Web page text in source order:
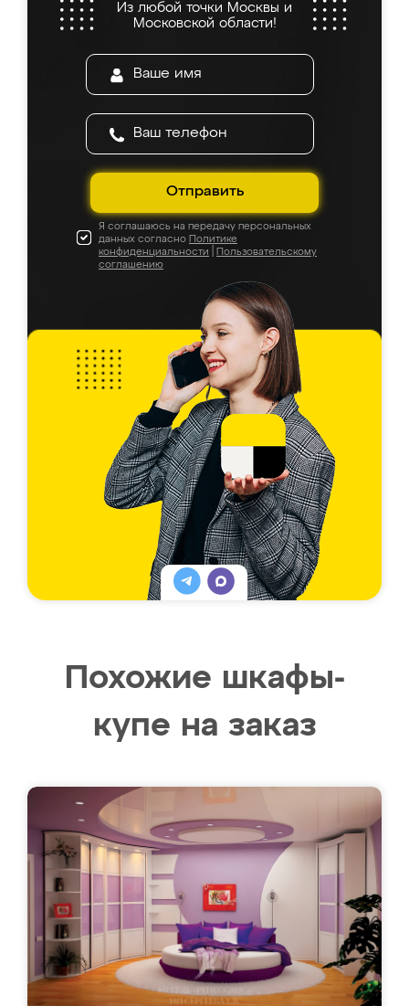
Из любой точки Москвы и
Московской области!
Отправить
Я соглашаюсь на передачу персональных
данных согласно Политике
конфиденциальности
Пользовательскому
соглашению
Похожие шкафы-
купе на заказ